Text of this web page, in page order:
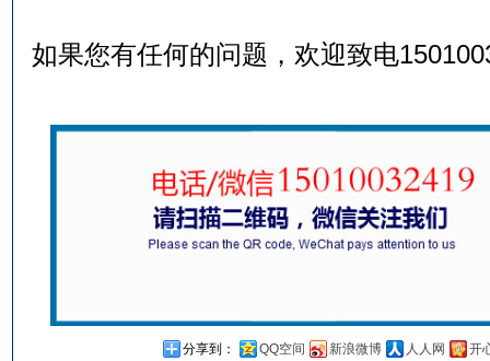
如果您有任何的问题，欢迎致电
分享到： QQ空间 新浪微博 人人网 开